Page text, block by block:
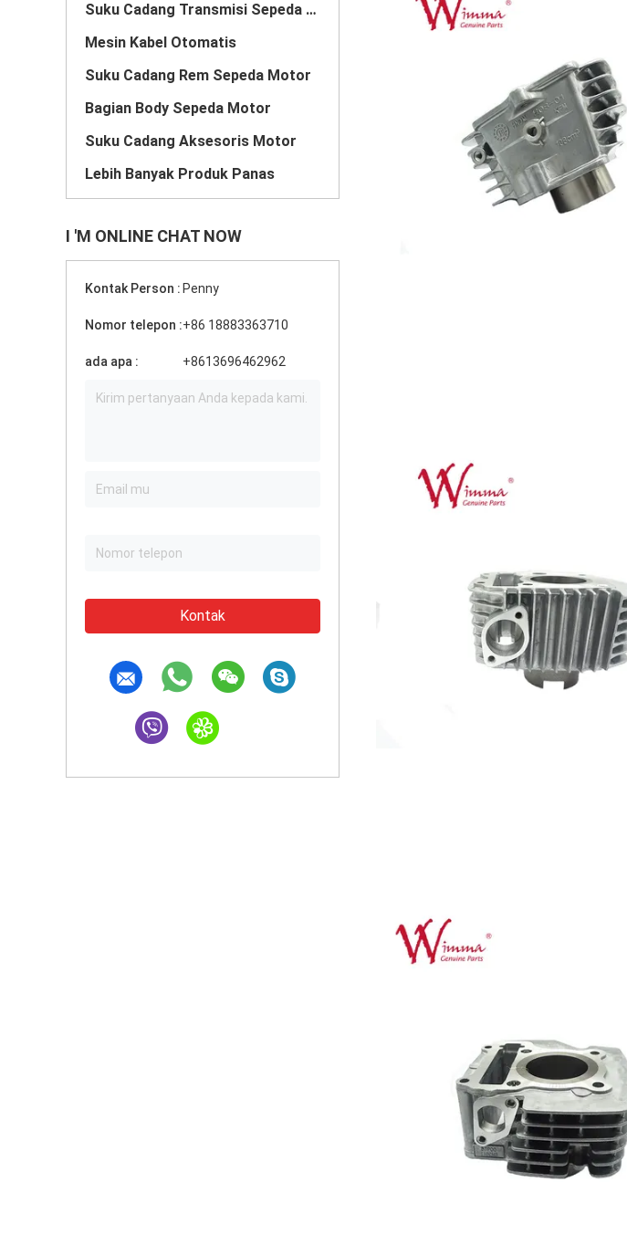
Suku Cadang Transmisi Sepeda Motor
Mesin Kabel Otomatis
Suku Cadang Rem Sepeda Motor
Bagian Body Sepeda Motor
Suku Cadang Aksesoris Motor
Lebih Banyak Produk Panas
I 'M ONLINE CHAT NOW
Kontak Person : Penny
Nomor telepon :+86 18883363710
ada apa : +8613696462962
Kontak